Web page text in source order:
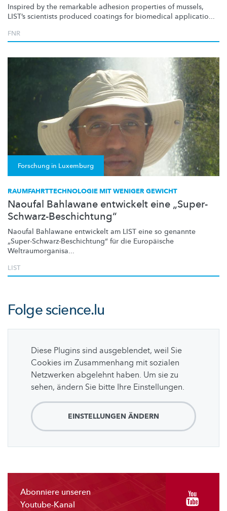
Inspired by the remarkable adhesion properties of mussels,
LIST’s scientists produced coatings for biomedical applicatio...
FNR
Forschung in Luxemburg
RAUMFAHRTTECHNOLOGIE MIT WENIGER GEWICHT
Naoufal Bahlawane entwickelt eine „Super-
Schwarz-Beschichtung“
Naoufal Bahlawane entwickelt am LIST eine so genannte
„Super-Schwarz-Beschichtung“ für die Europäische
Weltraumorganisa...
LIST
Folgescience.lu
Diese Plugins sind ausgeblendet, weil Sie
Cookies im Zusammenhang mit sozialen
Netzwerken abgelehnt haben. Um sie zu
sehen, ändern Sie bitte Ihre Einstellungen.
EINSTELLUNGEN ÄNDERN
Abonniere unseren
Youtube-Kanal